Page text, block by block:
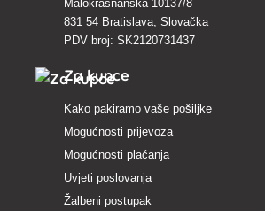
Malokrasňanská 10137/8
831 54 Bratislava, Slovačka
PDV broj: SK2120731437
Za kupce
Kako pakiramo vaše pošiljke
Mogućnosti prijevoza
Mogućnosti plaćanja
Uvjeti poslovanja
Žalbeni postupak